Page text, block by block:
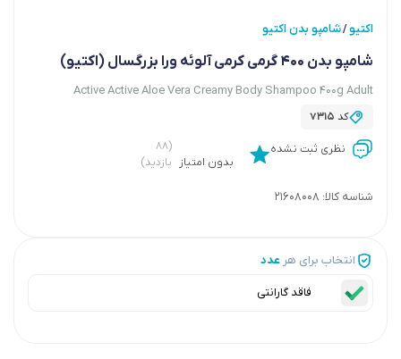
اکتیو/شامپو بدن اکتیو
شامپو بدن 400 گرمی کرمی آلوئه ورا بزرگسال (اکتیو)
Active Active Aloe Vera Creamy Body Shampoo 400g Adult
کد 7315
نظری ثبت نشده
بدون امتیاز
(۸۸
بازدید)
شناسه کالا: 21608008
انتخاب برای هر عدد
فاقد گارانتی